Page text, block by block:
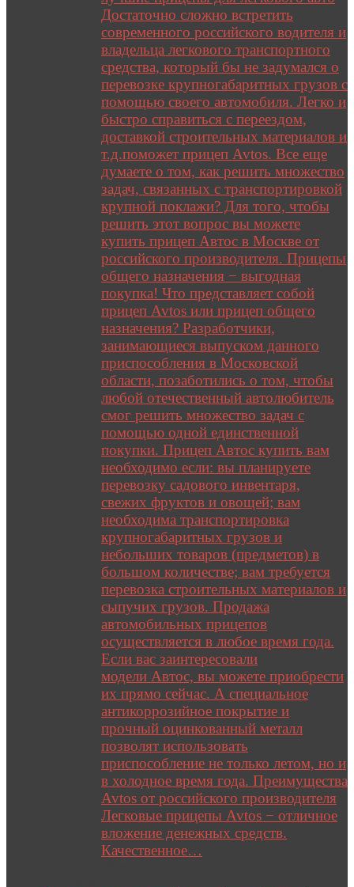
Достаточно сложно встретить
современного российского водителя и
владельца легкового транспортного
средства, который бы не задумался о
перевозке крупногабаритных грузов с
помощью своего автомобиля. Легко и
быстро справиться с переездом,
доставкой строительных материалов и
т.д.поможет прицеп Avtos. Все еще
думаете о том, как решить множество
задач, связанных с транспортировкой
крупной поклажи? Для того, чтобы
решить этот вопрос вы можете
купить прицеп Автос в Москве от
российского производителя. Прицепы
общего назначения − выгодная
покупка! Что представляет собой
прицеп Avtos или прицеп общего
назначения? Разработчики,
занимающиеся выпуском данного
приспособления в Московской
области, позаботились о том, чтобы
любой отечественный автолюбитель
смог решить множество задач с
помощью одной единственной
покупки. Прицеп Автос купить вам
необходимо если: вы планируете
перевозку садового инвентаря,
свежих фруктов и овощей; вам
необходима транспортировка
крупногабаритных грузов и
небольших товаров (предметов) в
большом количестве; вам требуется
перевозка строительных материалов и
сыпучих грузов. Продажа
автомобильных прицепов
осуществляется в любое время года.
Если вас заинтересовали
модели Автос, вы можете приобрести
их прямо сейчас. А специальное
антикоррозийное покрытие и
прочный оцинкованный металл
позволят использовать
приспособление не только летом, но и
в холодное время года. Преимущества
Avtos от российского производителя
Легковые прицепы Avtos − отличное
вложение денежных средств.
Качественное…